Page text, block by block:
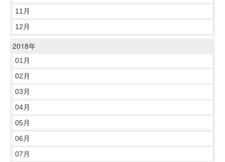
11月
12月
2018年
01月
02月
03月
04月
05月
06月
07月